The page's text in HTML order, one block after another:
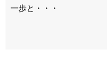
一歩と・・・